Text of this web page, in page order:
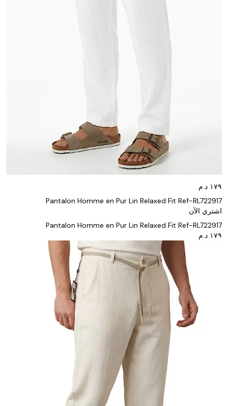
Pantalon Homme en Pur Lin Relaxed Fit Ref-RL722917
اشتري الآن
Pantalon Homme en Pur Lin Relaxed Fit Ref-RL722917